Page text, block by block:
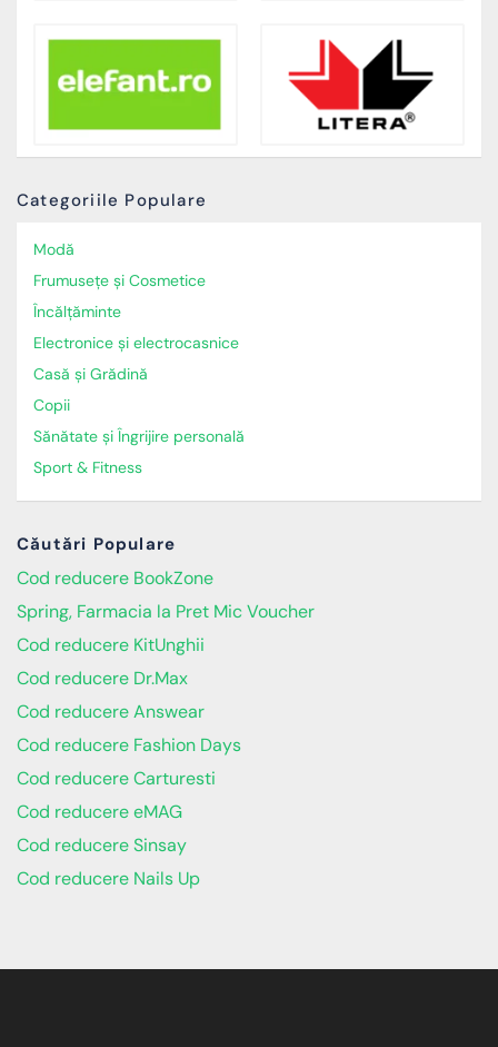
Categoriile Populare
Modă
Frumusețe și Cosmetice
Încălţăminte
Electronice și electrocasnice
Casă și Grădină
Copii
Sănătate și Îngrijire personală
Sport & Fitness
Căutări Populare
Cod reducere BookZone
Spring, Farmacia la Pret Mic Voucher
Cod reducere KitUnghii
Cod reducere Dr.Max
Cod reducere Answear
Cod reducere Fashion Days
Cod reducere Carturesti
Cod reducere eMAG
Cod reducere Sinsay
Cod reducere Nails Up